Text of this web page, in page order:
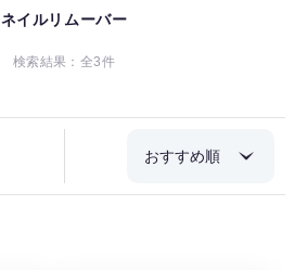
ネイルリムーバー
検索結果：全3件